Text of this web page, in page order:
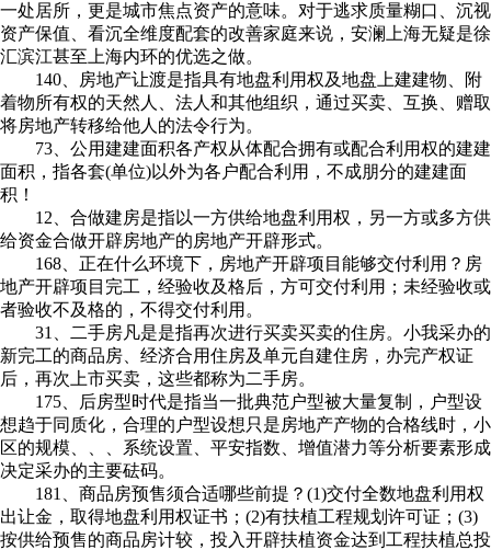
一处居所，更是城市焦点资产的意味。对于逃求质量糊口、沉视
资产保值、看沉全维度配套的改善家庭来说，安澜上海无疑是徐
汇滨江甚至上海内环的优选之做。
140、房地产让渡是指具有地盘利用权及地盘上建建物、附
着物所有权的天然人、法人和其他组织，通过买卖、互换、赠取
将房地产转移给他人的法令行为。
73、公用建建面积各产权从体配合拥有或配合利用权的建建
面积，指各套(单位)以外为各户配合利用，不成朋分的建建面
积！
12、合做建房是指以一方供给地盘利用权，另一方或多方供
给资金合做开辟房地产的房地产开辟形式。
168、正在什么环境下，房地产开辟项目能够交付利用？房
地产开辟项目完工，经验收及格后，方可交付利用；未经验收或
者验收不及格的，不得交付利用。
31、二手房凡是是指再次进行买卖买卖的住房。小我采办的
新完工的商品房、经济合用住房及单元自建住房，办完产权证
后，再次上市买卖，这些都称为二手房。
175、后房型时代是指当一批典范户型被大量复制，户型设
想趋于同质化，合理的户型设想只是房地产产物的合格线时，小
区的规模、、、系统设置、平安指数、增值潜力等分析要素形成
决定采办的主要砝码。
181、商品房预售须合适哪些前提？(1)交付全数地盘利用权
出让金，取得地盘利用权证书；(2)有扶植工程规划许可证；(3)
按供给预售的商品房计较，投入开辟扶植资金达到工程扶植总投